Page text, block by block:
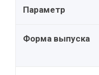
Параметр
Форма выпуска